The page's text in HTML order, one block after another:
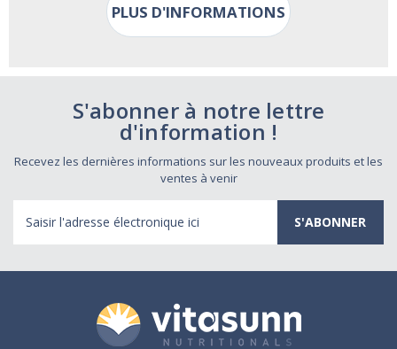
PLUS D'INFORMATIONS
S'abonner à notre lettre
d'information !
Recevez les dernières informations sur les nouveaux produits et les
ventes à venir
électronique